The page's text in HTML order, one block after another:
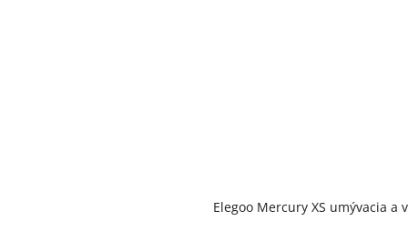
Elegoo Mercury XS umývacia a